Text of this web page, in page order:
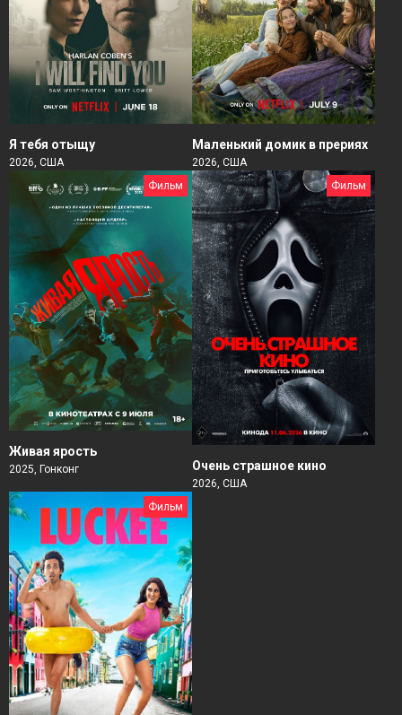
Я тебя отыщу
2026, США
Маленький домик в прериях
2026, США
Фильм
Живая ярость
2025, Гонконг
Фильм
Очень страшное кино
2026, США
Фильм